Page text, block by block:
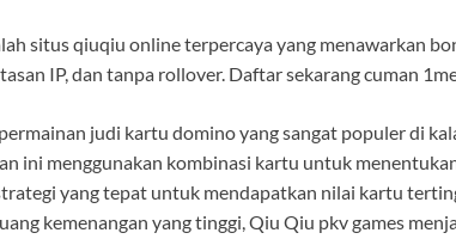
situs qiuqiu online terpercaya yang menawarkan
IP, dan tanpa rollover. Daftar sekarang cuman
judi kartu domino yang sangat populer di
ini menggunakan kombinasi kartu untuk
yang tepat untuk mendapatkan nilai kartu
kemenangan yang tinggi, Qiu Qiu pkv games